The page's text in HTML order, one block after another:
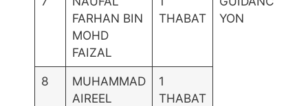
FARHAN BIN
MOHD
FAIZAL
THABAT
YON
8
MUHAMMAD
AIREEL
1
THABAT